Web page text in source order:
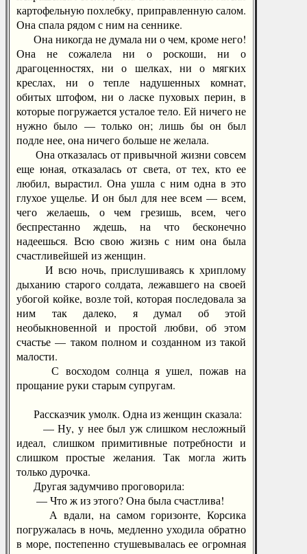
картофельную похлебку, приправленную салом.
Она спала рядом с ним на сеннике.
Она никогда не думала ни о чем, кроме него!
Она не сожалела ни о роскоши, ни о
драгоценностях, ни о шелках, ни о мягких
креслах, ни о тепле надушенных комнат,
обитых штофом, ни о ласке пуховых перин, в
которые погружается усталое тело. Ей ничего не
нужно было — только он; лишь бы он был
подле нее, она ничего больше не желала.
Она отказалась от привычной жизни совсем
еще юная, отказалась от света, от тех, кто ее
любил, вырастил. Она ушла с ним одна в это
глухое ущелье. И он был для нее всем — всем,
чего желаешь, о чем грезишь, всем, чего
беспрестанно ждешь, на что бесконечно
надеешься. Всю свою жизнь с ним она была
счастливейшей из женщин.
И всю ночь, прислушиваясь к хриплому
дыханию старого солдата, лежавшего на своей
убогой койке, возле той, которая последовала за
ним так далеко, я думал об этой
необыкновенной и простой любви, об этом
счастье — таком полном и созданном из такой
малости.
С восходом солнца я ушел, пожав на
прощание руки старым супругам.
Рассказчик умолк. Одна из женщин сказала:
— Ну, у нее был уж слишком несложный
идеал, слишком примитивные потребности и
слишком простые желания. Так могла жить
только дурочка.
Другая задумчиво проговорила:
— Что ж из этого? Она была счастлива!
А вдали, на самом горизонте, Корсика
погружалась в ночь, медленно уходила обратно
в море, постепенно стушевывалась ее огромная